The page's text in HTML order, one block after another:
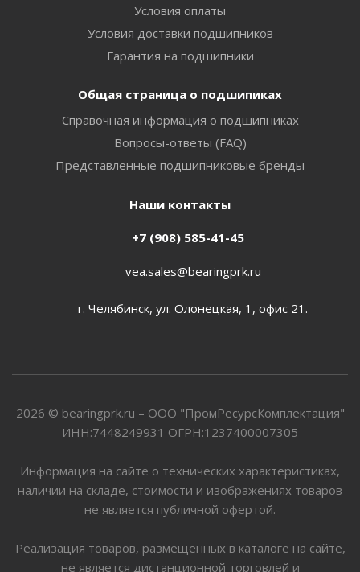
Условия оплаты
Условия доставки подшипников
Гарантия на подшипники
Общая страница о подшипиках
Справочная информация о подшипниках
Вопросы-ответы (FAQ)
Представленные подшипниковые бренды
Наши контакты
+7 (908) 585-41-45
vea.sales@bearingprk.ru
г. Челябинск, ул. Олонецкая, 1, офис 21.
2026 © bearingprk.ru – ООО "ПромРесурсКомплектация"
ИНН:7448249931 ОГРН:1237400007305
Информация на сайте о технических характеристиках,
наличии на складе, стоимости и изображениях товаров
не является публичной офертой.
Реализация товаров, размещенных в каталоге на сайте,
не является дистанционной торговлей и